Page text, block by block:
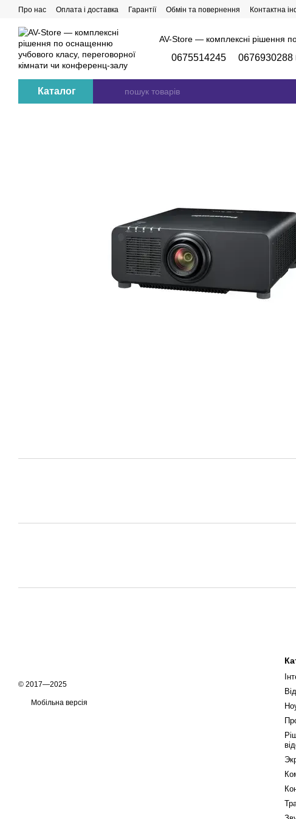
Перейти до основного контенту
Про нас Оплата і доставка Гарантії Обмін та повернення Контактна
AV-Store — комплексні рішення
0675514245 0676930288
Каталог
© 2017—2025
Мобільна версія